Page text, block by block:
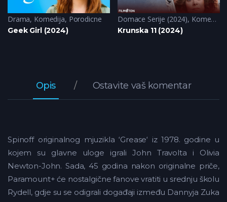
Drama, Komedija, Porodicne
Geek Girl (2024)
Domace Serije (2024), Komedija
Krunska 11 (2024)
Opis Ostavite vaš komentar
Spinoff originalnog mjuzikla ‘Grease‘ iz 1978. godine u
kojem su glavne uloge igrali John Travolta i Olivia
Newton-John. Sada, 45 godina nakon originalne priče,
Paramount+ će nostalgične fanove vratiti u srednju školu
Rydell, gdje su se odigrali događaji između Dannyja Zuka